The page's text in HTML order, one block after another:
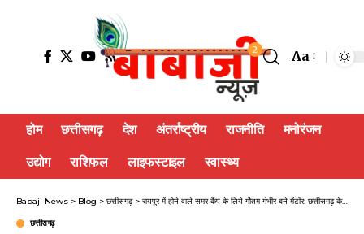
2 Aa
होम छत्तीसगढ़ देश अंतर्राष्ट्रीय राजनीति मनोरंजन
उद्योग राशिफल लाइफस्टाइल स्वास्थ्य
Babaji News > Blog > छत्तीसगढ़> रायपुर में होने वाले समर कैंप के लिये गौतम गंभीर बने मेंटॉर: छत्तीसगढ़ के युवा खिलाड़ियों को देंगे ट्रेनिंग
छत्तीसगढ़